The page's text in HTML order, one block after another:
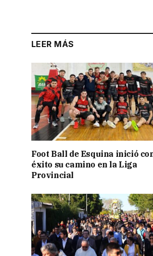
LEER MÁS
Foot Ball de Esquina inició
éxito su camino en la Liga
Provincial